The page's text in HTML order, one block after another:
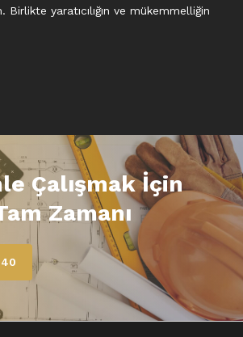
yaratıcılığın ve mükemmelliğin
Çalışmak İçin
Zamanı